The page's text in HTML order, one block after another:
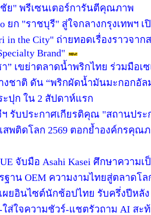
ย" พรีเซนเตอร์การันตีคุณภาพ
ยก "ราชบุรี" สู่ใจกลางกรุงเทพฯ เ
in the City" ถ่ายทอดเรื่องราวจ
Brand"
า” เขย่าตลาดน้ำพริกไทย ร่วมมือ
งชาติ ดัน “พริกผัดน้ำมันมะกอกอั
ะปุก ใน 2 สัปดาห์แรก
รับประกาศเกียรติคุณ "สถานปร
สพติดโลก 2569 ตอกย้ำองค์กรคุณ
จับมือ Asahi Kasei ศึกษาควา
ฐาน OEM ความงามไทยสู่ตลาดโล
ผยอินไซต์นักช้อปไทย รับครึ่งปีหลัง
ใส่ใจความชัวร์-แชตรัวถาม AI ส